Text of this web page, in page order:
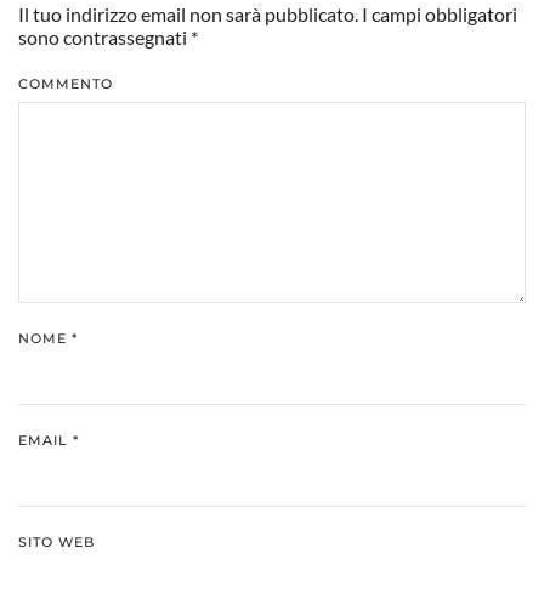
Il tuo indirizzo email non sarà pubblicato. I campi obbligatori
sono contrassegnati *
COMMENTO
NOME *
EMAIL *
SITO WEB